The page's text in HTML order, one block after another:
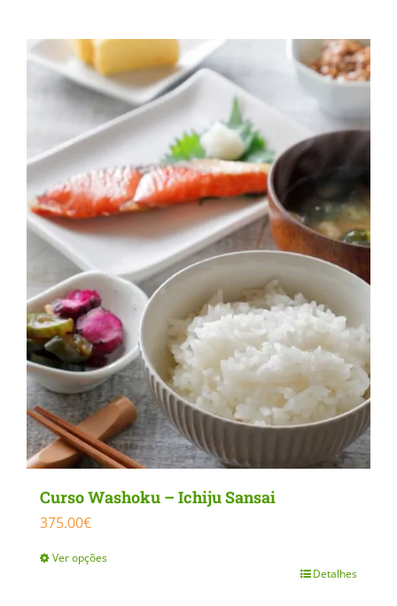
Curso Washoku – Ichiju Sansai
375.00€
Ver opções
Detalhes